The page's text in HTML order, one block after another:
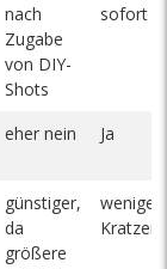
nach
Zugabe
von DIY-
Shots
sofort
eher nein Ja
günstiger,
da
größere
weniger
Kratzen